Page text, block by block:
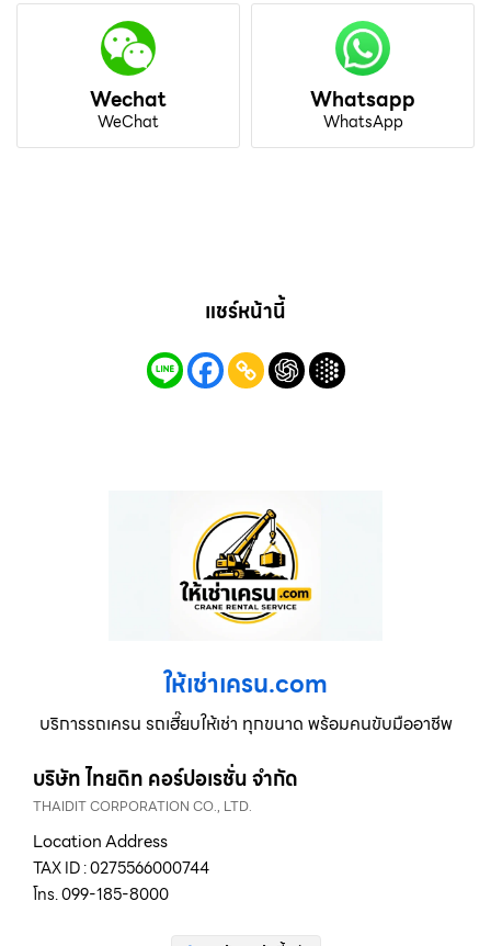
Wechat
WeChat
Whatsapp
WhatsApp
แชร์หน้านี้
ให้เช่าเครน.com
บริการรถเครน รถเฮี๊ยบให้เช่า ทุกขนาด พร้อมคนขับมืออาชีพ
บริษัท ไทยดิท คอร์ปอเรชั่น จำกัด
THAIDIT CORPORATION CO., LTD.
Location Address
TAX ID : 0275566000744
โทร. 099-185-8000